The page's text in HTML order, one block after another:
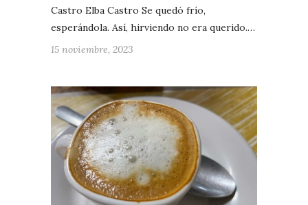
Castro Elba Castro Se quedó frío,
esperándola. Así, hirviendo no era querido.…
15 noviembre, 2023